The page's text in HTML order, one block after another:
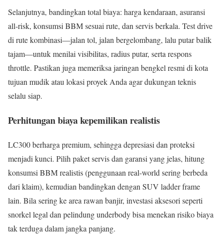
Selanjutnya, bandingkan total biaya: harga kendaraan, asuransi
all-risk, konsumsi BBM sesuai rute, dan servis berkala. Test drive
di rute kombinasi—jalan tol, jalan bergelombang, lalu putar balik
tajam—untuk menilai visibilitas, radius putar, serta respons
throttle. Pastikan juga memeriksa jaringan bengkel resmi di kota
tujuan mudik atau lokasi proyek Anda agar dukungan teknis
selalu siap.
Perhitungan biaya kepemilikan realistis
LC300 berharga premium, sehingga depresiasi dan proteksi
menjadi kunci. Pilih paket servis dan garansi yang jelas, hitung
konsumsi BBM realistis (penggunaan real-world sering berbeda
dari klaim), kemudian bandingkan dengan SUV ladder frame
lain. Bila sering ke area rawan banjir, investasi aksesori seperti
snorkel legal dan pelindung underbody bisa menekan risiko biaya
tak terduga dalam jangka panjang.